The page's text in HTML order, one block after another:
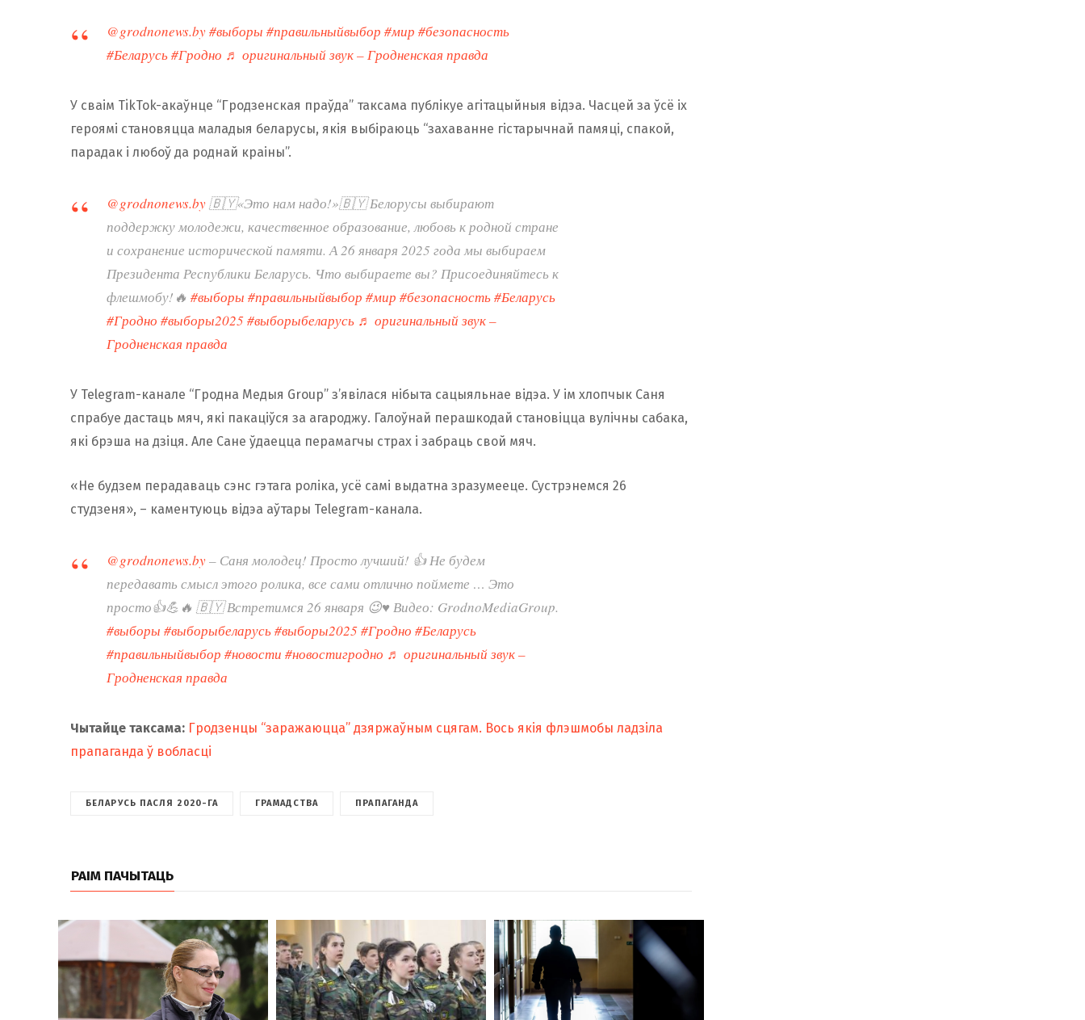
@grodnonews.by#выборы #правильныйвыбор #мир #безопасность
#Беларусь#Гродно ♬ оригинальный звук – Гродненская правда
У сваім TikTok-акаўнце “Гродзенская праўда” таксама публікуе агітацыйныя відэа. Часцей за ўсё іх
героямі становяцца маладыя беларусы, якія выбіраюць “захаванне гістарычнай памяці, спакой,
парадак і любоў да роднай краіны”.
@grodnonews.by🇧🇾«Это нам надо!»🇧🇾 Белорусы выбирают
поддержку молодежи, качественное образование, любовь к родной стране
и сохранение исторической памяти. А 26 января 2025 года мы выбираем
Президента Республики Беларусь. Что выбираете вы? Присоединяйтесь к
флешмобу!🔥 #выборы #правильныйвыбор #мир #безопасность#Беларусь
#Гродно #выборы2025#выборыбеларусь ♬ оригинальный звук –
Гродненская правда
У Telegram-канале “Гродна Медыя Group” з’явілася нібыта сацыяльнае відэа. У ім хлопчык Саня
спрабуе дастаць мяч, які пакаціўся за агароджу. Галоўнай перашкодай становіцца вулічны сабака,
які брэша на дзіця. Але Сане ўдаецца перамагчы страх і забраць свой мяч.
«Не будзем перадаваць сэнс гэтага роліка, усё самі выдатна зразумееце. Сустрэнемся 26
студзеня», – каментуюць відэа аўтары Telegram-канала.
@grodnonews.by– Саня молодец! Просто лучший! 👍 Не будем
передавать смысл этого ролика, все сами отлично поймете … Это
просто👍💪🔥 🇧🇾 Встретимся 26 января 😉♥️ Видео: GrodnoMediaGroup.
#выборы #выборыбеларусь#выборы2025#Гродно #Беларусь
#правильныйвыбор #новости #новостигродно ♬ оригинальный звук –
Гродненская правда
Чытайце таксама: Гродзенцы “заражаюцца” дзяржаўным сцягам. Вось якія флэшмобы ладзіла
прапаганда ў вобласці
БЕЛАРУСЬ ПАСЛЯ 2020-ГА ГРАМАДСТВА ПРАПАГАНДА
РАІМ ПАЧЫТАЦЬ